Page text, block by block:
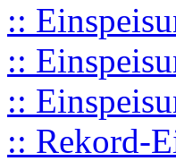
::
::
::
:: Rekord-